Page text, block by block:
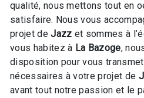
qualité, nous mettons tout en
satisfaire. Nous vous
projet deJazz et sommes à
vous habitez à La Bazoge,
disposition pour vous
nécessaires à votre projet de
avant tout notre passion et le